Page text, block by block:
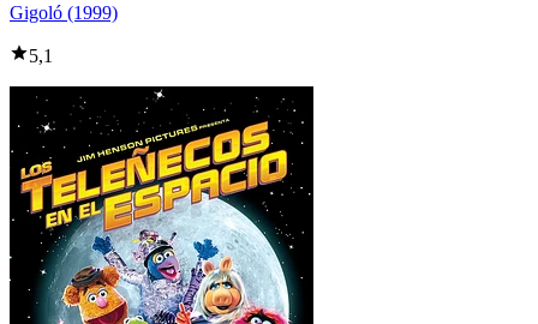
Gigoló (1999)
5,1